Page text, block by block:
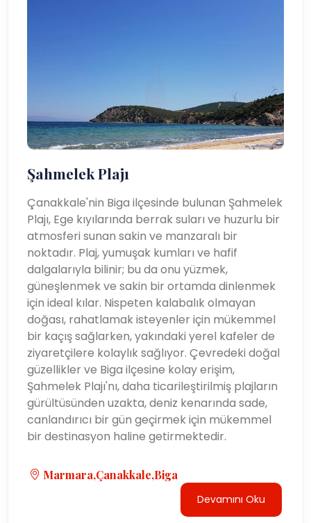
Şahmelek Plajı
Çanakkale'nin Biga ilçesinde bulunan Şahmelek
Plajı, Ege kıyılarında berrak suları ve huzurlu bir
atmosferi sunan sakin ve manzaralı bir
noktadır. Plaj, yumuşak kumları ve hafif
dalgalarıyla bilinir; bu da onu yüzmek,
güneşlenmek ve sakin bir ortamda dinlenmek
için ideal kılar. Nispeten kalabalık olmayan
doğası, rahatlamak isteyenler için mükemmel
bir kaçış sağlarken, yakındaki yerel kafeler de
ziyaretçilere kolaylık sağlıyor. Çevredeki doğal
güzellikler ve Biga ilçesine kolay erişim,
Şahmelek Plajı'nı, daha ticarileştirilmiş plajların
gürültüsünden uzakta, deniz kenarında sade,
canlandırıcı bir gün geçirmek için mükemmel
bir destinasyon haline getirmektedir.
Marmara,Çanakkale,Biga
Devamını Oku